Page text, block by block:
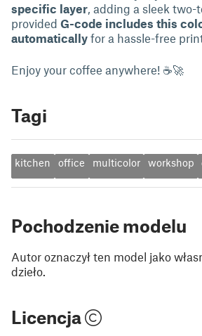
specific layer, adding a sleek two-
provided G-code includes this
automatically for a hassle-free
Enjoy your coffee anywhere! ☕🚀
Tagi
kitchen office multicolor workshop
Pochodzenie modelu
Autor oznaczył ten model jako
dzieło.
Licencja